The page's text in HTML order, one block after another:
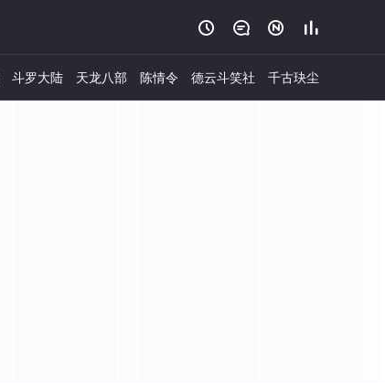
   
斗罗大陆 天龙八部 陈情令 德云斗笑社 千古玦尘